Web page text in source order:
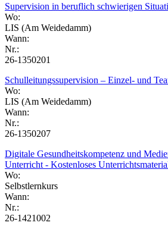
Supervision in beruflich schwierigen
Wo:
LIS (Am Weidedamm)
Wann:
Nr.:
26-1350201
Schulleitungssupervision – Einzel- und
Wo:
LIS (Am Weidedamm)
Wann:
Nr.:
26-1350207
Digitale Gesundheitskompetenz und
Unterricht - Kostenloses
Wo:
Selbstlernkurs
Wann:
Nr.:
26-1421002